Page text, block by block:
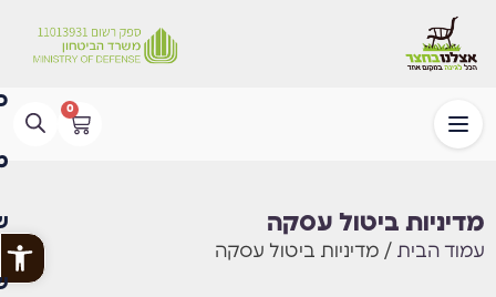
0
מדיניות ביטול עסקה
עמוד הבית / מדיניות ביטול עסקה